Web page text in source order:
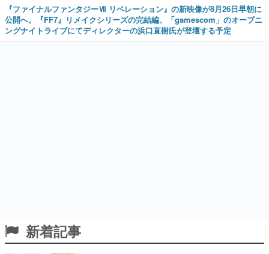
『ファイナルファンタジーⅦ リベレーション』の新映像が8月26日早朝に
公開へ。『FF7』リメイクシリーズの完結編、「gamescom」のオープニ
ングナイトライブにてディレクターの浜口直樹氏が登壇する予定
新着記事